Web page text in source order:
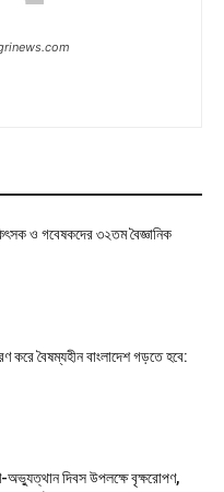
ও গবেষকদের ৩২তম বৈজ্ঞানিক
করে বৈষম্যহীন বাংলাদেশ গড়তে হবে:
অভ্যুত্থান দিবস উপলক্ষে বৃক্ষরোপণ,